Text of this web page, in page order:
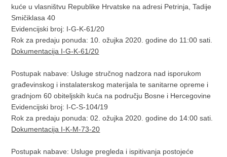
kuće u vlasništvu Republike Hrvatske na adresi Petrinja, Tadije
Smičiklasa 40
Evidencijski broj: I-G-K-61/20
Rok za predaju ponuda: 10. ožujka 2020. godine do 11:00 sati.
Dokumentacija I-G-K-61/20
Postupak nabave: Usluge stručnog nadzora nad isporukom
građevinskog i instalaterskog materijala te sanitarne opreme i
gradnjom 60 obiteljskih kuća na području Bosne i Hercegovine
Evidencijski broj: I-C-S-104/19
Rok za predaju ponuda: 02. ožujka 2020. godine do 14:00 sati.
Dokumentacija I-K-M-73-20
Postupak nabave: Usluge pregleda i ispitivanja postojeće